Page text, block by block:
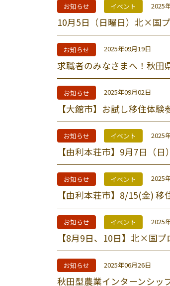
お知らせ イベント 2025
10月5日（日曜日）北×国
お知らせ 2025年09月19日
求職者のみなさまへ！秋田
お知らせ 2025年09月02日
【大館市】お試し移住体験
お知らせ イベント 2025
【由利本荘市】9月7日（
お知らせ イベント 2025
【由利本荘市】8/15(金) 移
お知らせ イベント 2025
【8月9日、10日】北×国
お知らせ 2025年06月26日
秋田型農業インターンシッ